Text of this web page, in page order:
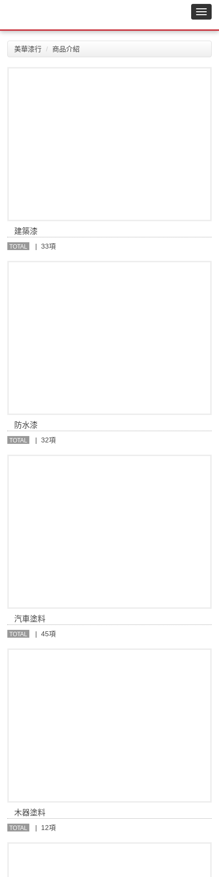
美華漆行 商品介紹
建築漆
TOTAL | 33項
防水漆
TOTAL | 32項
汽車塗料
TOTAL | 45項
木器塗料
TOTAL | 12項